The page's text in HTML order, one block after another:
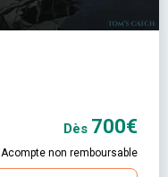
Dès 700€
Acompte non remboursable